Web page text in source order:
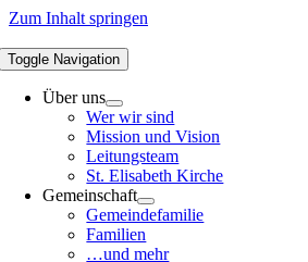
Zum Inhalt springen
Toggle Navigation
Über uns
Wer wir sind
Mission und Vision
Leitungsteam
St. Elisabeth Kirche
Gemeinschaft
Gemeindefamilie
Familien
…und mehr